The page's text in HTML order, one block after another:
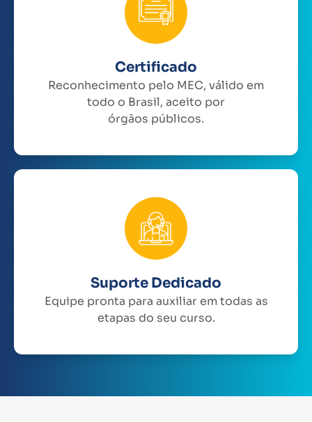
Certificado
Reconhecimento pelo MEC, válido em
todo o Brasil, aceito por
órgãos públicos.
Suporte Dedicado
Equipe pronta para auxiliar em todas as
etapas do seu curso.